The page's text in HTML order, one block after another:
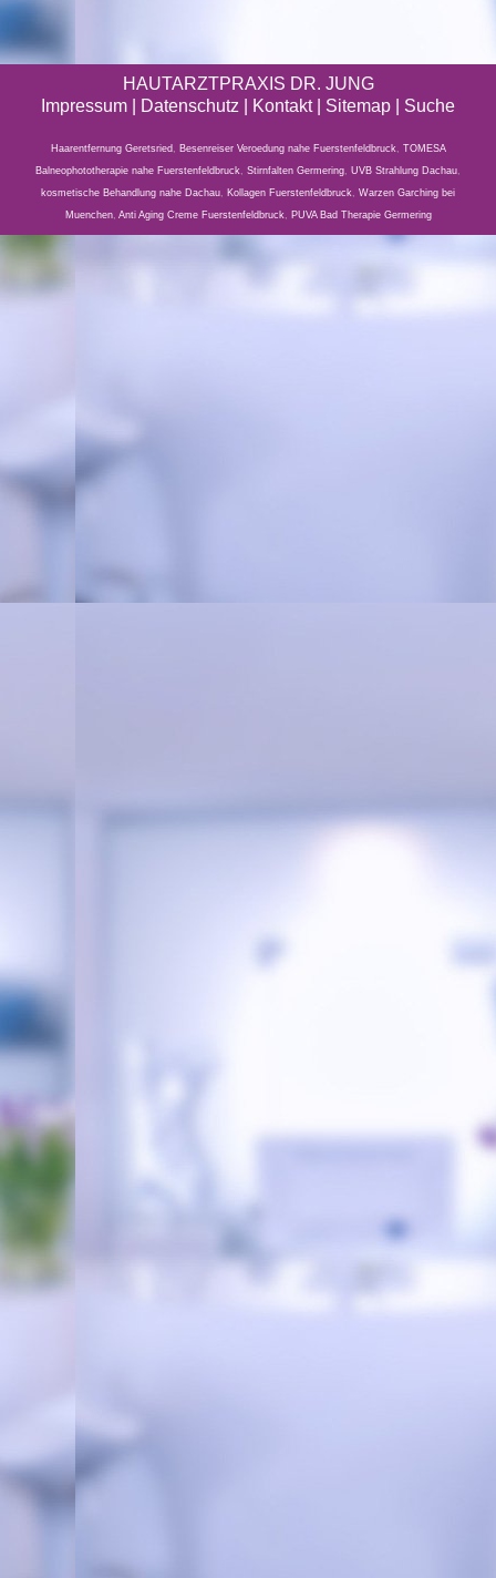
HAUTARZTPRAXIS DR. JUNG
Impressum
Datenschutz | Kontakt | Sitemap Suche
Haarentfernung Geretsried , Besenreiser Veroedung nahe Fuerstenfeldbruck, TOMESA
Balneophototherapie nahe Fuerstenfeldbruck, Stirnfalten Germering, UVB Strahlung Dachau,
kosmetische Behandlung nahe Dachau, Kollagen Fuerstenfeldbruck, Warzen Garching bei
Muenchen, Anti Aging Creme Fuerstenfeldbruck, PUVA Bad Therapie Germering